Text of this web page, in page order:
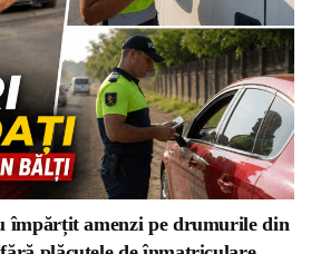
împărțit amenzi pe drumurile din